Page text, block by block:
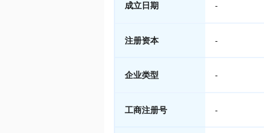
成立日期 -
注册资本 -
企业类型 -
工商注册号 -